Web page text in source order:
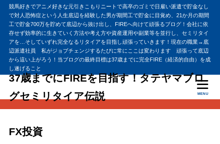
競馬好きでアニメ好きな元引きこもりニートで高卒のゴミで日雇い派遣で貯金なし
で対人恐怖症という人生底辺を経験した男が期間工で貯金に目覚め、21か月の期間
工で貯金700万を貯めて底辺から抜け出し、FIREへ向けて頑張るブログ！会社に依
存せず効率的に生きていく方法や考え方や資産運用や副業等を並行し、セミリタイ
アを…そしていずれ完全なるリタイアを目指し頑張っていきます！現在の職業→底
辺派遣社員 私がジョブチェンジするたびに常にここは変わります 頑張って底辺
から這い上がろう！当ブログの最終目標は37歳までに完全FIRE（経済的自由）を成
し遂げること
37歳までにFIREを目指す！タテヤマブロ
グセミリタイア伝説
MENU
FX投資